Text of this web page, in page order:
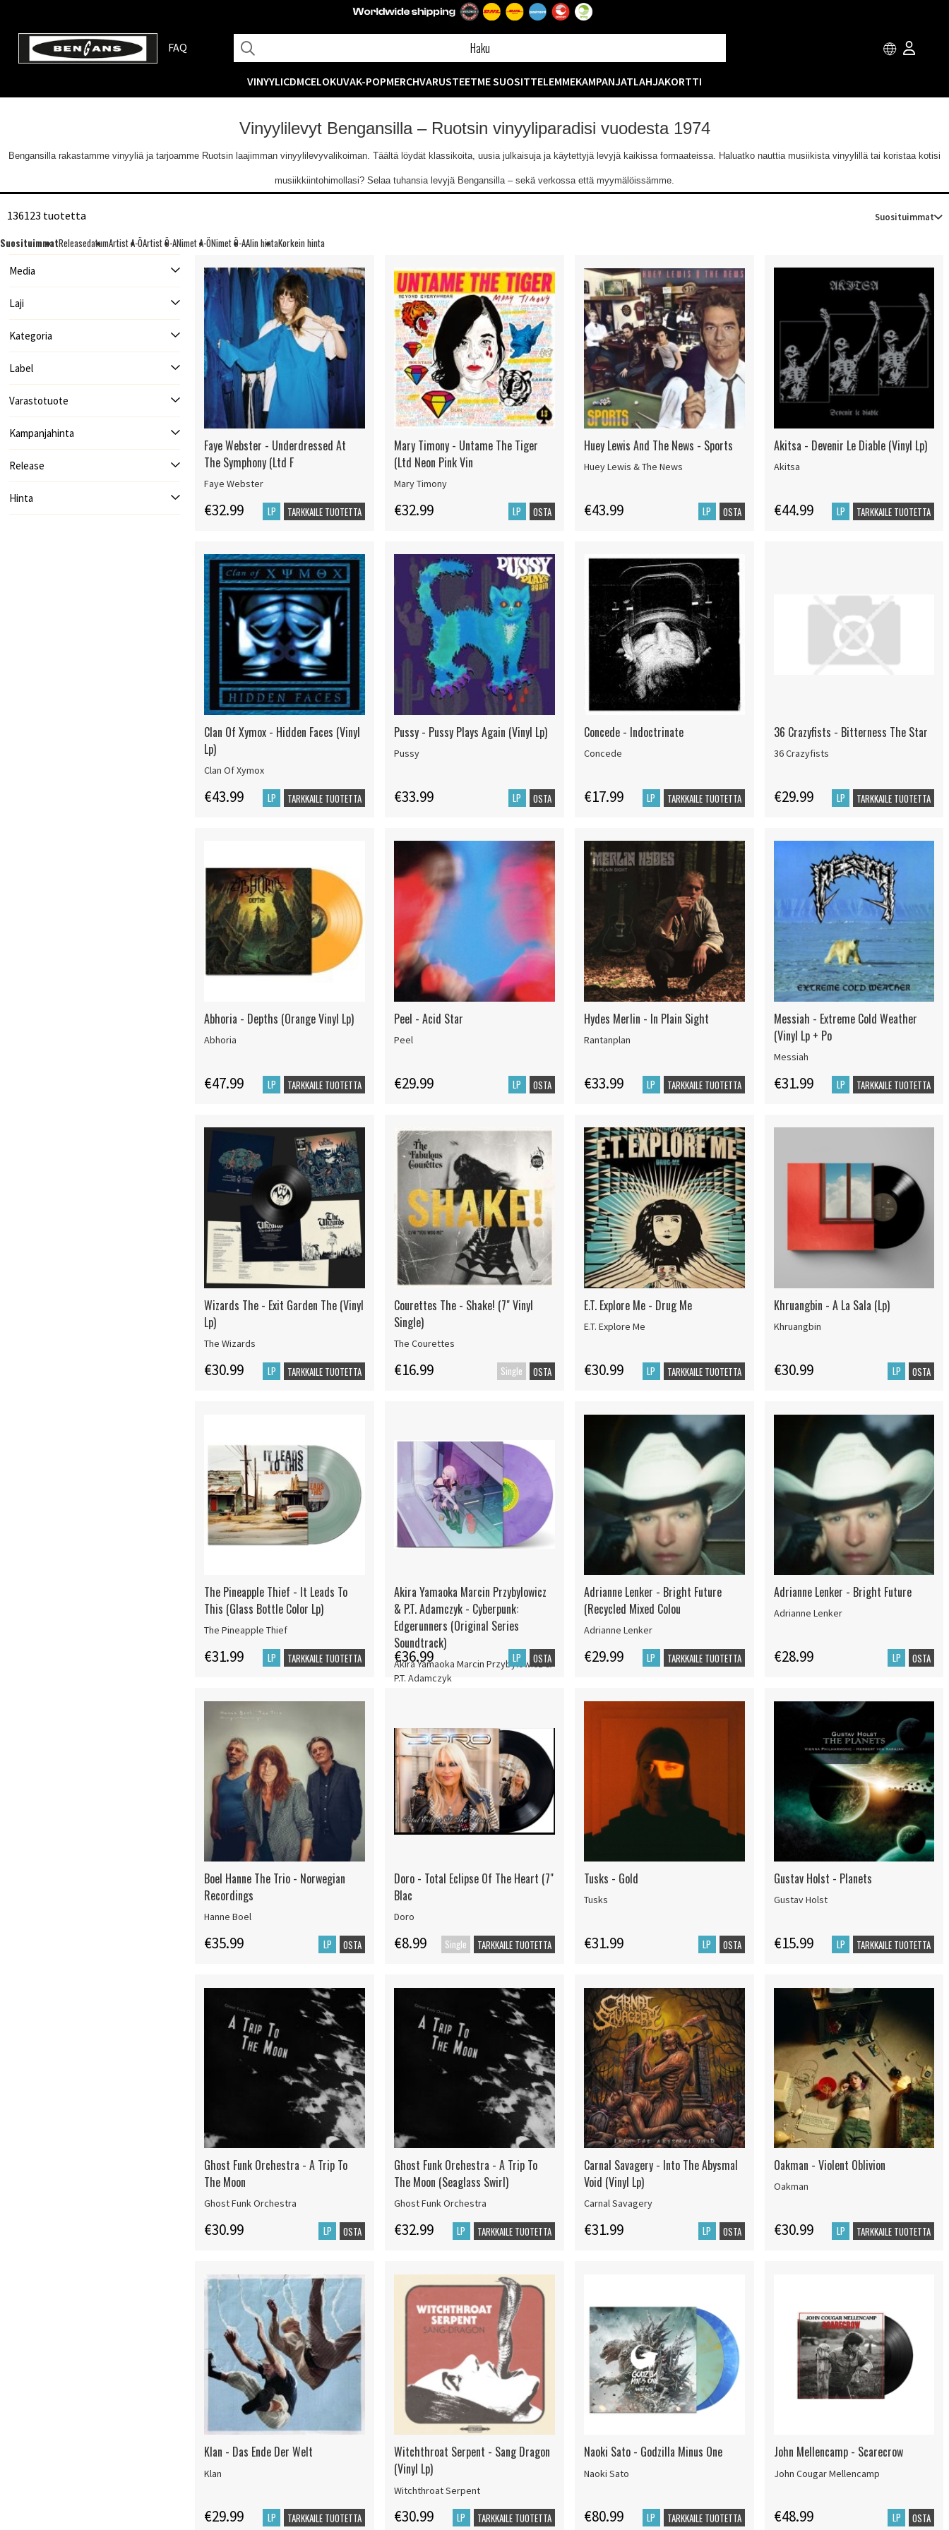
FAQ
VINYYLICDMCELOKUVAK-POPMERCHVARUSTEETME SUOSITTELEMMEKAMPANJATLAHJAKORTTI
Vinyylilevyt Bengansilla – Ruotsin vinyyliparadisi vuodesta 1974
Bengansilla rakastamme vinyyliä ja tarjoamme Ruotsin laajimman vinyylilevyvalikoiman. Täältä löydät klassikoita, uusia julkaisuja ja käytettyjä levyjä kaikissa formaateissa. Haluatko nauttia musiikista vinyylillä tai koristaa kotisi
musiikkiintohimollasi? Selaa tuhansia levyjä Bengansilla – sekä verkossa että myymälöissämme.
136123 tuotetta Suosituimmat
SuosituimmatReleasedatumArtist A-ÖArtist Ö-ANimet A-ÖNimet Ö-AAlin hintaKorkein hinta
Media
Laji
Kategoria
Label
Varastotuote
Kampanjahinta
Release
Hinta
Faye Webster - Underdressed At
The Symphony (Ltd F
Faye Webster
€32.99 LP TARKKAILE TUOTETTA
Mary Timony - Untame The Tiger
(Ltd Neon Pink Vin
Mary Timony
€32.99 LP OSTA
Huey Lewis And The News - Sports
Huey Lewis & The News
€43.99 LP OSTA
Akitsa - Devenir Le Diable (Vinyl Lp)
Akitsa
€44.99 LP TARKKAILE TUOTETTA
Clan Of Xymox - Hidden Faces (Vinyl
Lp)
Clan Of Xymox
€43.99 LP TARKKAILE TUOTETTA
Pussy - Pussy Plays Again (Vinyl Lp)
Pussy
€33.99 LP OSTA
Concede - Indoctrinate
Concede
€17.99 LP TARKKAILE TUOTETTA
36 Crazyfists - Bitterness The Star
36 Crazyfists
€29.99 LP TARKKAILE TUOTETTA
Abhoria - Depths (Orange Vinyl Lp)
Abhoria
€47.99 LP TARKKAILE TUOTETTA
Peel - Acid Star
Peel
€29.99 LP OSTA
Hydes Merlin - In Plain Sight
Rantanplan
€33.99 LP TARKKAILE TUOTETTA
Messiah - Extreme Cold Weather
(Vinyl Lp + Po
Messiah
€31.99 LP TARKKAILE TUOTETTA
Wizards The - Exit Garden The (Vinyl
Lp)
The Wizards
€30.99 LP TARKKAILE TUOTETTA
Courettes The - Shake! (7" Vinyl
Single)
The Courettes
€16.99 Single OSTA
E.T. Explore Me - Drug Me
E.T. Explore Me
€30.99 LP TARKKAILE TUOTETTA
Khruangbin - A La Sala (Lp)
Khruangbin
€30.99 LP OSTA
The Pineapple Thief - It Leads To
This (Glass Bottle Color Lp)
The Pineapple Thief
€31.99 LP TARKKAILE TUOTETTA
Akira Yamaoka Marcin Przybylowicz
& P.T. Adamczyk - Cyberpunk:
Edgerunners (Original Series
Soundtrack)
Akira Yamaoka Marcin Przybylowicz &
P.T. Adamczyk
€36.99 LP OSTA
Adrianne Lenker - Bright Future
(Recycled Mixed Colou
Adrianne Lenker
€29.99 LP TARKKAILE TUOTETTA
Adrianne Lenker - Bright Future
Adrianne Lenker
€28.99 LP OSTA
Boel Hanne The Trio - Norwegian
Recordings
Hanne Boel
€35.99 LP OSTA
Doro - Total Eclipse Of The Heart (7"
Blac
Doro
€8.99 Single TARKKAILE TUOTETTA
Tusks - Gold
Tusks
€31.99 LP OSTA
Gustav Holst - Planets
Gustav Holst
€15.99 LP TARKKAILE TUOTETTA
Ghost Funk Orchestra - A Trip To
The Moon
Ghost Funk Orchestra
€30.99 LP OSTA
Ghost Funk Orchestra - A Trip To
The Moon (Seaglass Swirl)
Ghost Funk Orchestra
€32.99 LP TARKKAILE TUOTETTA
Carnal Savagery - Into The Abysmal
Void (Vinyl Lp)
Carnal Savagery
€31.99 LP OSTA
Oakman - Violent Oblivion
Oakman
€30.99 LP TARKKAILE TUOTETTA
Klan - Das Ende Der Welt
Klan
€29.99 LP TARKKAILE TUOTETTA
Witchthroat Serpent - Sang Dragon
(Vinyl Lp)
Witchthroat Serpent
€30.99 LP TARKKAILE TUOTETTA
Naoki Sato - Godzilla Minus One
Naoki Sato
€80.99 LP TARKKAILE TUOTETTA
John Mellencamp - Scarecrow
John Cougar Mellencamp
€48.99 LP OSTA